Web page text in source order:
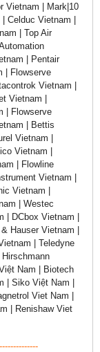
Vietnam | Mark|10
Celduc Vietnam |
| Top Air
| Pentair
| Flowserve
Vietnam |
Vietnam |
| Flowserve
| Bettis
Vietnam |
Vietnam |
| Flowline
Vietnam |
Vietnam |
| Westec
DCbox Vietnam |
Hauser Vietnam |
| Teledyne
Nam | Biotech
| Siko Việt Nam |
Viet Nam |
| Renishaw Viet